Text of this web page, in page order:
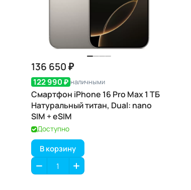
136 650 ₽
122 990 ₽ наличными
Смартфон iPhone 16 Pro Max 1 ТБ
Натуральный титан, Dual: nano
SIM + eSIM
Доступно
В корзину